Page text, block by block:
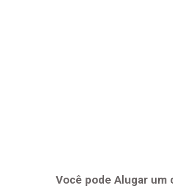
Você pode Alugar um